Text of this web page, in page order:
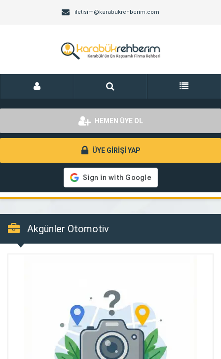
iletisim@karabukrehberim.com
HEMEN ÜYE OL
ÜYE GİRİŞİ YAP
Akgünler Otomotiv